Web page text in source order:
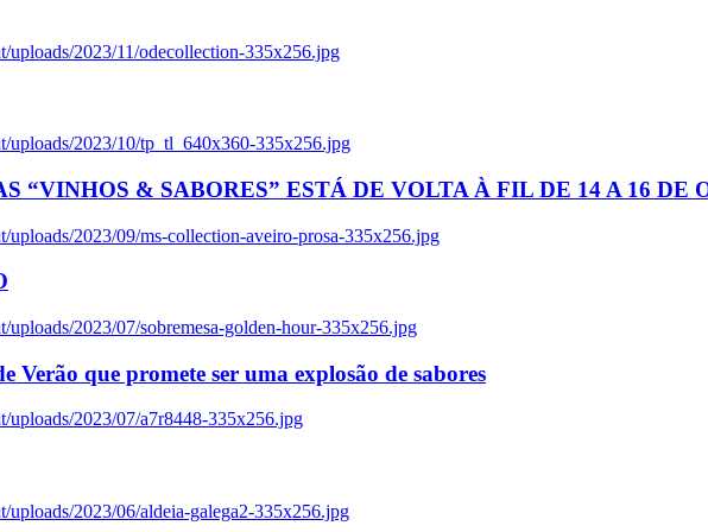
2023/11/odecollection-335x256.jpg
uploads/2023/10/tp_tl_640x360-335x256.jpg
“VINHOS & SABORES” ESTÁ DE VOLTA À FIL DE 14 A 16 DE
2023/09/ms-collection-aveiro-prosa-335x256.jpg
2023/07/sobremesa-golden-hour-335x256.jpg
Verão que promete ser uma explosão de sabores
2023/07/a7r8448-335x256.jpg
2023/06/aldeia-galega2-335x256.jpg